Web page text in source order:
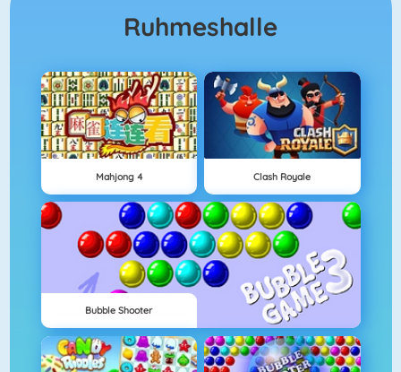
Ruhmeshalle
Mahjong 4 Clash Royale
Bubble Shooter